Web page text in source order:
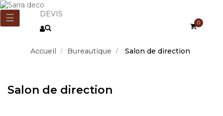
Basculer
navigation
☰ DEVIS
0
Accueil Bureautique Salon de direction
Salon de direction